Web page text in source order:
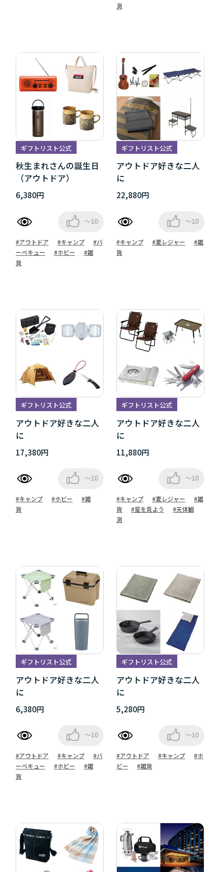
測
ギフトリスト公式
秋生まれさんの誕生日
（アウトドア）
6,380円
～10
#アウトドア #キャンプ
#バ
ーベキュー
#ホビー
#雑
貨
ギフトリスト公式
アウトドア好きな二人
に
22,880円
～10
#キャンプ #夏レジャー
#雑
貨
ギフトリスト公式
アウトドア好きな二人
に
17,380円
～10
#キャンプ #ホビー
#雑
貨
ギフトリスト公式
アウトドア好きな二人
に
11,880円
～10
#キャンプ #夏レジャー
#雑
貨
#星を見よう
#天体観
測
ギフトリスト公式
アウトドア好きな二人
に
6,380円
～10
#アウトドア #キャンプ
#バ
ーベキュー
#ホビー
#雑
貨
ギフトリスト公式
アウトドア好きな二人
に
5,280円
～10
#アウトドア #キャンプ
#ホ
ビー
#雑貨